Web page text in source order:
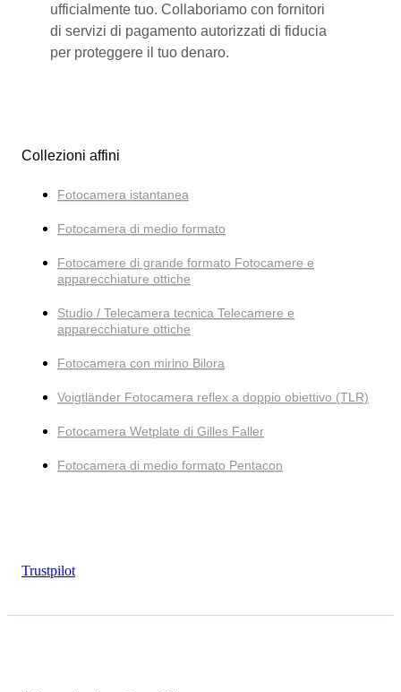
ufficialmente tuo. Collaboriamo con fornitori
di servizi di pagamento autorizzati di fiducia
per proteggere il tuo denaro.
Collezioni affini
Fotocamera istantanea
Fotocamera di medio formato
Fotocamere di grande formato Fotocamere e
apparecchiature ottiche
Studio / Telecamera tecnica Telecamere e
apparecchiature ottiche
Fotocamera con mirino Bilora
Voigtländer Fotocamera reflex a doppio obiettivo (TLR)
Fotocamera Wetplate di Gilles Faller
Fotocamera di medio formato Pentacon
Trustpilot